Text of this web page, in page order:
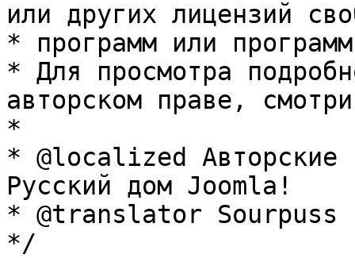
или других лицензий
* программ или
* Для просмотра
авторском праве,
*
* @localized Авторские
Русский дом Joomla!
* @translator Sourpuss
*/